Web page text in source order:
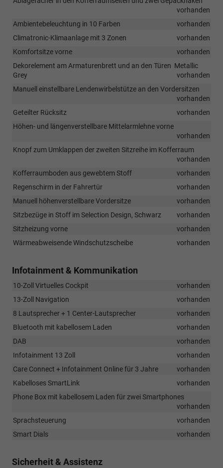
vorhanden
Ambientebeleuchtung in 10 Farben
vorhanden
Climatronic-Klimaanlage mit 3 Zonen
vorhanden
Komfortsitze vorne
vorhanden
Dekorelement am Armaturenbrett und an den Türen  Metallic
Grey
vorhanden
Manuell einstellbare Lendenwirbelstütze an den Vordersitzen
vorhanden
Geteilter Rücksitz
vorhanden
Höhen- und längenverstellbare Mittelarmlehne vorne
vorhanden
Knopf zum Umklappen der zweiten Sitzreihe im Kofferraum
vorhanden
Kofferraumboden aus gewebtem Stoff
vorhanden
Regenschirm in der Fahrertür
vorhanden
Manuell höhenverstellbare Vordersitze
vorhanden
Sitzbezüge in Stoff im Selection Design, Schwarz
vorhanden
Sitzheizung vorne
vorhanden
Wärmeabweisende Windschutzscheibe
vorhanden
Infotainment & Kommunikation
10-Zoll Virtuelles Cockpit
vorhanden
13-Zoll Navigation
vorhanden
8 Lautsprecher + 1 Center-Lautsprecher
vorhanden
Bluetooth mit kabellosem Laden
vorhanden
DAB
vorhanden
Infotainment 13 Zoll
vorhanden
Care Connect + Infotainment Online für 3 Jahre
vorhanden
Kabelloses SmartLink
vorhanden
Phone Box mit kabellosem Laden für zwei Smartphones
vorhanden
Sprachsteuerung
vorhanden
Smart Dials
vorhanden
Sicherheit & Assistenz